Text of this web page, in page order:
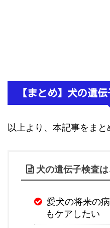
【まとめ】犬の遺
以上より、本記事をまと
犬の遺伝子検査
愛犬の将来の
もケアしたい